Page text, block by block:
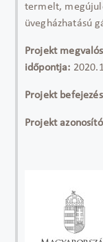
termelt,
üvegházhatású
Projekt
időpontja:
Projekt
Projekt